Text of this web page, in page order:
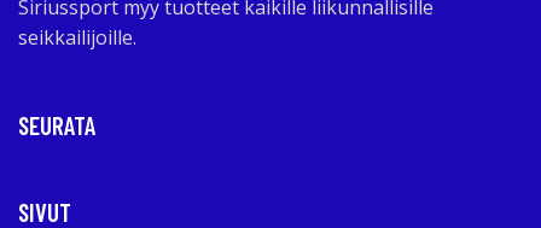
Siriussport myy tuotteet kaikille liikunnallisille
seikkailijoille.
SEURATA
SIVUT